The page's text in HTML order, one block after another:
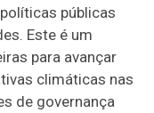
públicas
Este é um
para avançar
climáticas nas
de governança